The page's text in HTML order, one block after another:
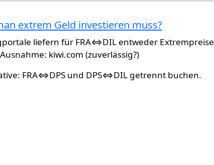
Gast (nicht überprüft)
extrem Geld investieren muss?
liefern für FRA⇔DIL entweder Extrempreise
kiwi.com (zuverlässig?)
FRA⇔DPS und DPS⇔DIL getrennt buchen.